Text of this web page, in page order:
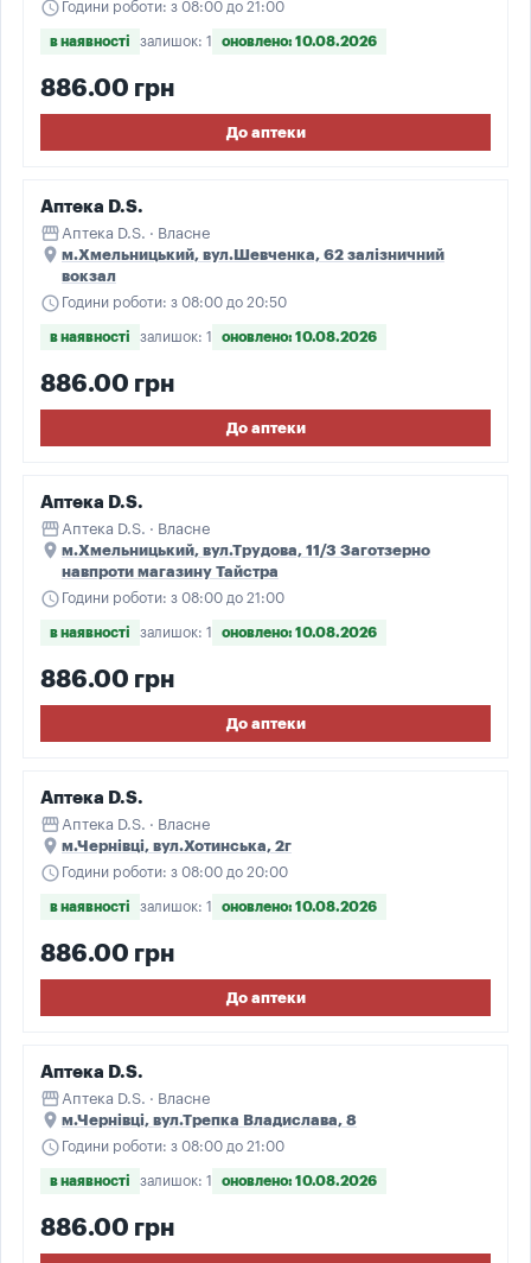
schedule Години роботи: з 08:00 до 21:00
в наявності залишок: 1 оновлено: 10.08.2026
886.00 грн
До аптеки
Аптека D.S.
storefront Аптека D.S. · Власне
place м.Хмельницький, вул.Шевченка, 62 залізничний
вокзал
schedule Години роботи: з 08:00 до 20:50
в наявності залишок: 1 оновлено: 10.08.2026
886.00 грн
До аптеки
Аптека D.S.
storefront Аптека D.S. · Власне
place м.Хмельницький, вул.Трудова, 11/3 Заготзерно
навпроти магазину Тайстра
schedule Години роботи: з 08:00 до 21:00
в наявності залишок: 1 оновлено: 10.08.2026
886.00 грн
До аптеки
Аптека D.S.
storefront Аптека D.S. · Власне
place м.Чернівці, вул.Хотинська, 2г
schedule Години роботи: з 08:00 до 20:00
в наявності залишок: 1 оновлено: 10.08.2026
886.00 грн
До аптеки
Аптека D.S.
storefront Аптека D.S. · Власне
place м.Чернівці, вул.Трепка Владислава, 8
schedule Години роботи: з 08:00 до 21:00
в наявності залишок: 1 оновлено: 10.08.2026
886.00 грн